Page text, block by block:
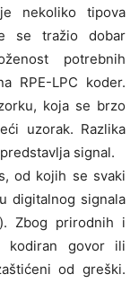
nekoliko tipova
se tražio dobar
potrebnih
RPE-LPC koder.
koja se brzo
uzorak. Razlika
signal.
od kojih se svaki
digitalnog signala
Zbog prirodnih i
kodiran govor ili
od greški.